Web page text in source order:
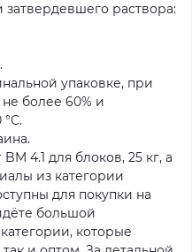
затвердевшего раствора:
упаковке, при
более 60% и
4.1 для блоков, 25 кг, а
из категории
для покупки на
большой
которые